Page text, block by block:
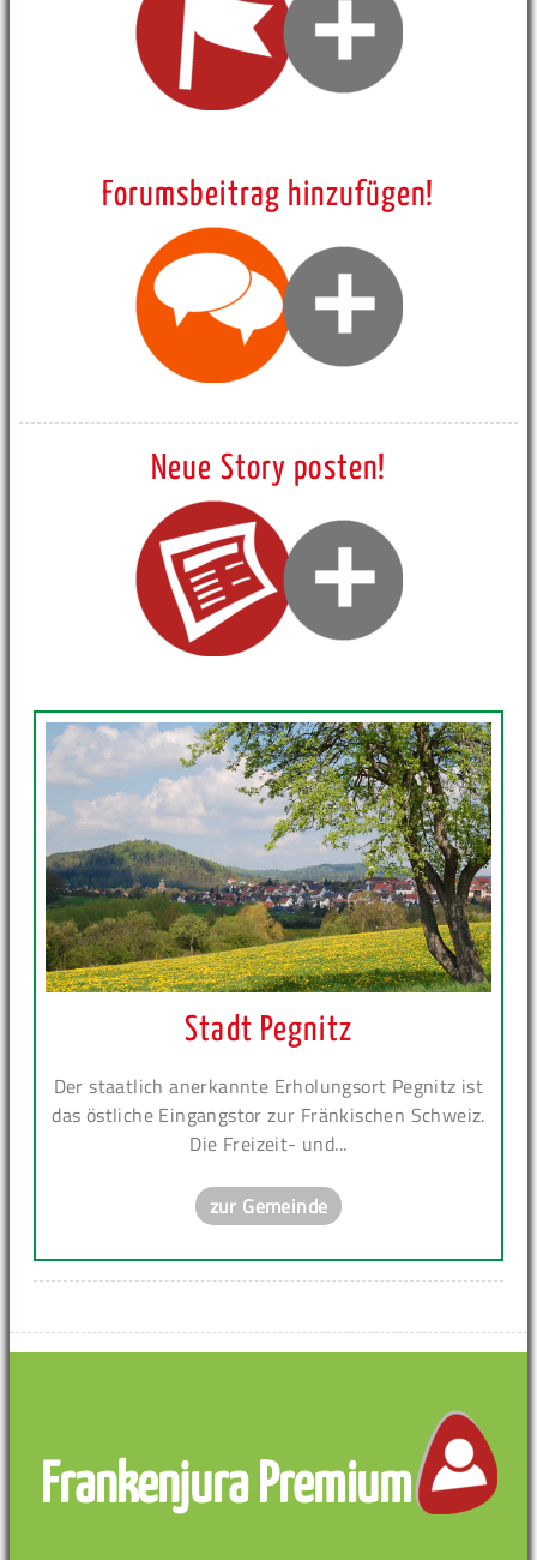
Forumsbeitrag hinzufügen!
Neue Story posten!
Stadt Pegnitz
Der staatlich anerkannte Erholungsort Pegnitz ist
das östliche Eingangstor zur Fränkischen Schweiz.
Die Freizeit- und...
zur Gemeinde
Frankenjura Premium